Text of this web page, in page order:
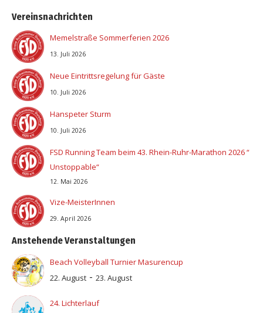
Vereinsnachrichten
Memelstraße Sommerferien 2026
13. Juli 2026
Neue Eintrittsregelung für Gäste
10. Juli 2026
Hanspeter Sturm
10. Juli 2026
FSD Running Team beim 43. Rhein-Ruhr-Marathon 2026 “
Unstoppable“
12. Mai 2026
Vize-MeisterInnen
29. April 2026
Anstehende Veranstaltungen
Beach Volleyball Turnier Masurencup
22. August - 23. August
24. Lichterlauf